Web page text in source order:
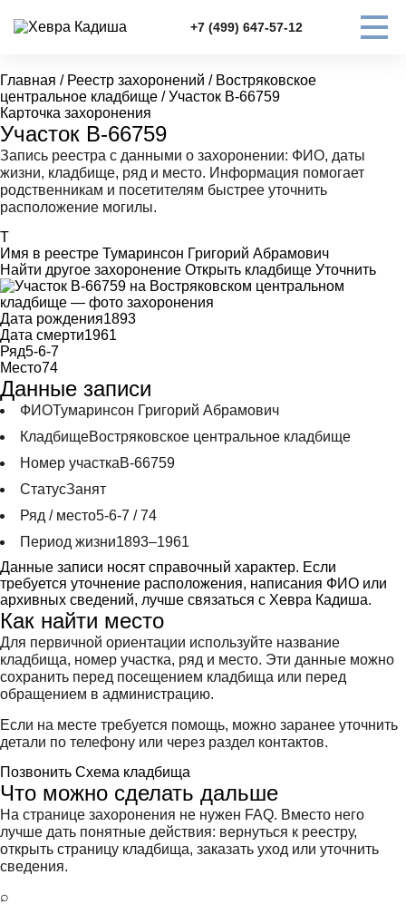
+7 (499) 647-57-12
Главная / Реестр захоронений / Востряковское
центральное кладбище / Участок В-66759
Карточка захоронения
Участок В-66759
Запись реестра с данными о захоронении: ФИО, даты
жизни, кладбище, ряд и место. Информация помогает
родственникам и посетителям быстрее уточнить
расположение могилы.
Т
Имя в реестре Тумаринсон Григорий Абрамович
Найти другое захоронение Открыть кладбище Уточнить
Дата рождения1893
Дата смерти1961
Ряд5-6-7
Место74
Данные записи
ФИОТумаринсон Григорий Абрамович
КладбищеВостряковское центральное кладбище
Номер участкаВ-66759
СтатусЗанят
Ряд / место5-6-7 / 74
Период жизни1893–1961
Данные записи носят справочный характер. Если
требуется уточнение расположения, написания ФИО или
архивных сведений, лучше связаться с Хевра Кадиша.
Как найти место
Для первичной ориентации используйте название
кладбища, номер участка, ряд и место. Эти данные можно
сохранить перед посещением кладбища или перед
обращением в администрацию.
Если на месте требуется помощь, можно заранее уточнить
детали по телефону или через раздел контактов.
Позвонить Схема кладбища
Что можно сделать дальше
На странице захоронения не нужен FAQ. Вместо него
лучше дать понятные действия: вернуться к реестру,
открыть страницу кладбища, заказать уход или уточнить
сведения.
⌕